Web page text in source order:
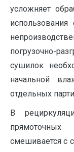
усложняет
погрузочно-
сушилок
начальной
отдельных
В
смешивается с